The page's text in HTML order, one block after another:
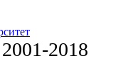
2018